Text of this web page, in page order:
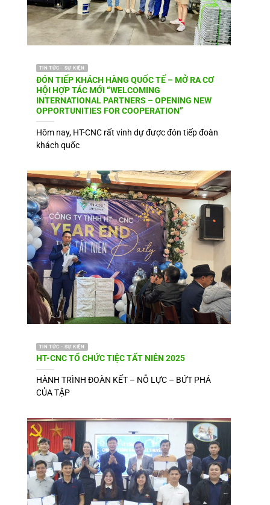
TIN TỨC - SỰ KIỆN
ĐÓN TIẾP KHÁCH HÀNG QUỐC TẾ – MỞ RA CƠ
HỘI HỢP TÁC MỚI “WELCOMING
INTERNATIONAL PARTNERS – OPENING NEW
OPPORTUNITIES FOR COOPERATION”
Hôm nay, HT-CNC rất vinh dự được đón tiếp đoàn
khách quốc
TIN TỨC - SỰ KIỆN
HT-CNC TỔ CHỨC TIỆC TẤT NIÊN 2025
HÀNH TRÌNH ĐOÀN KẾT – NỖ LỰC – BỨT PHÁ
CỦA TẬP